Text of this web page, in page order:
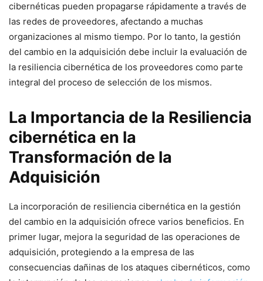
⁣cibernéticas pueden‌ propagarse rápidamente a través‌ de
las ⁣redes de proveedores, afectando a muchas
organizaciones⁤ al mismo tiempo. Por lo tanto, la gestión
del cambio en la‌ adquisición debe incluir la evaluación ‌de
la resiliencia cibernética de los proveedores como parte
integral‍ del ‌proceso de selección de ⁣los mismos.
La Importancia de la Resiliencia
cibernética en la
Transformación de la
Adquisición
La incorporación de resiliencia ⁤cibernética en la gestión
del cambio‍ en la adquisición ofrece varios beneficios. En
primer lugar, mejora la seguridad de las ‍operaciones de
adquisición, protegiendo a la empresa de las
consecuencias dañinas ​de⁣ los ataques ‌cibernéticos, como